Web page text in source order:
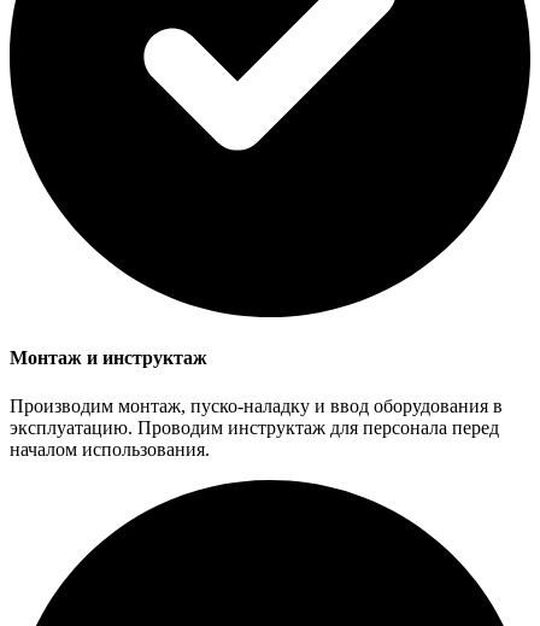
Монтаж и инструктаж
Производим монтаж, пуско-наладку и ввод оборудования в
эксплуатацию. Проводим инструктаж для персонала перед
началом использования.